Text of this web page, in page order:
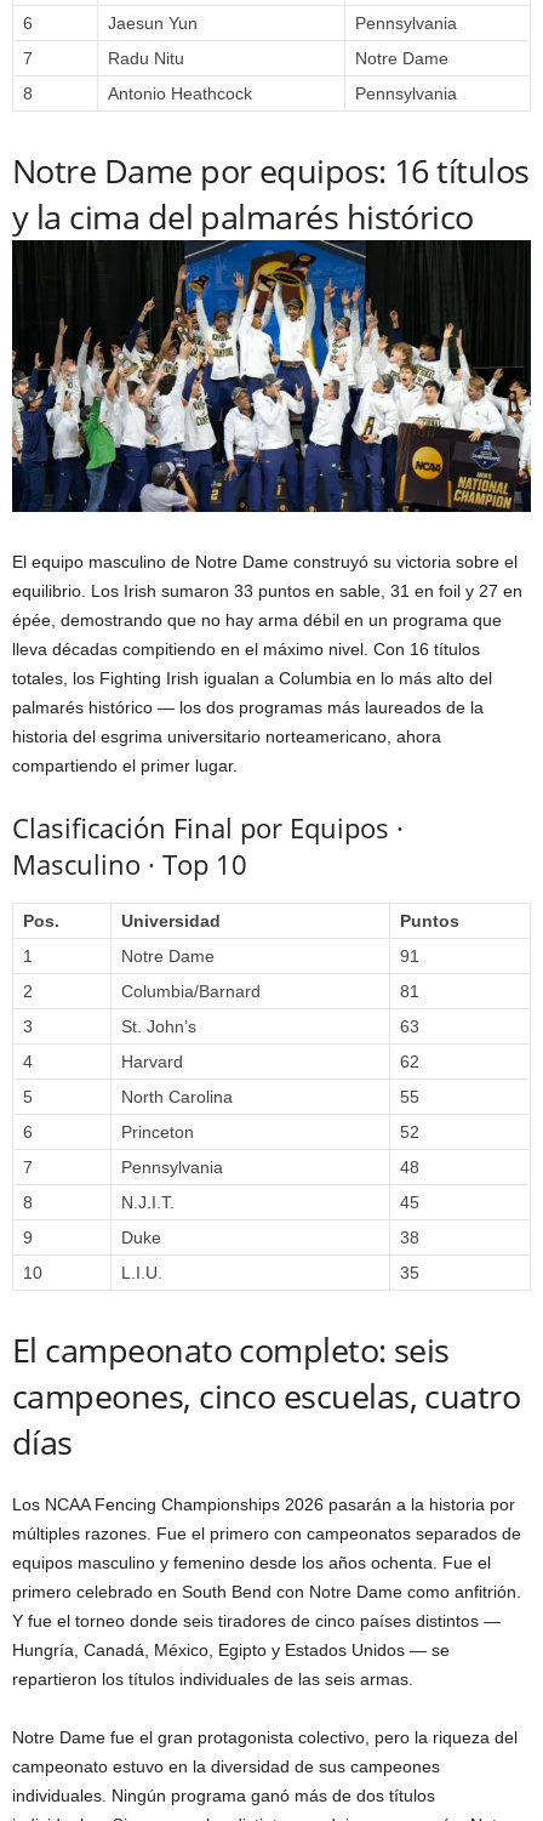
6
Jaesun Yun
Pennsylvania
7
Radu Nitu
Notre Dame
8
Antonio Heathcock Pennsylvania
Notre Dame por equipos: 16 títulos
y la cima del palmarés histórico
El equipo masculino de Notre Dame construyó su victoria sobre el
equilibrio. Los Irish sumaron 33 puntos en sable, 31 en foil y 27 en
épée, demostrando que no hay arma débil en un programa que
lleva décadas compitiendo en el máximo nivel. Con 16 títulos
totales, los Fighting Irish igualan a Columbia en lo más alto del
palmarés histórico — los dos programas más laureados de la
historia del esgrima universitario norteamericano, ahora
compartiendo el primer lugar.
Clasificación Final por Equipos ·
Masculino · Top 10
Pos. Universidad
Puntos
1
Notre Dame
91
2
Columbia/Barnard
81
3
St. John’s
63
4
Harvard
62
5
North Carolina
55
6
Princeton
52
7
Pennsylvania
48
8
N.J.I.T.
45
9
Duke
38
10
L.I.U. 35
El campeonato completo: seis
campeones, cinco escuelas, cuatro
días
Los NCAA Fencing Championships 2026 pasarán a la historia por
múltiples razones. Fue el primero con campeonatos separados de
equipos masculino y femenino desde los años ochenta. Fue el
primero celebrado en South Bend con Notre Dame como anfitrión.
Y fue el torneo donde seis tiradores de cinco países distintos —
Hungría, Canadá, México, Egipto y Estados Unidos — se
repartieron los títulos individuales de las seis armas.
Notre Dame fue el gran protagonista colectivo, pero la riqueza del
campeonato estuvo en la diversidad de sus campeones
individuales. Ningún programa ganó más de dos títulos